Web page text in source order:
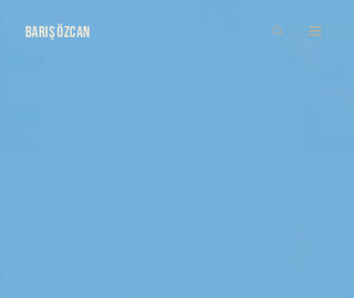
BARIŞ ÖZCAN